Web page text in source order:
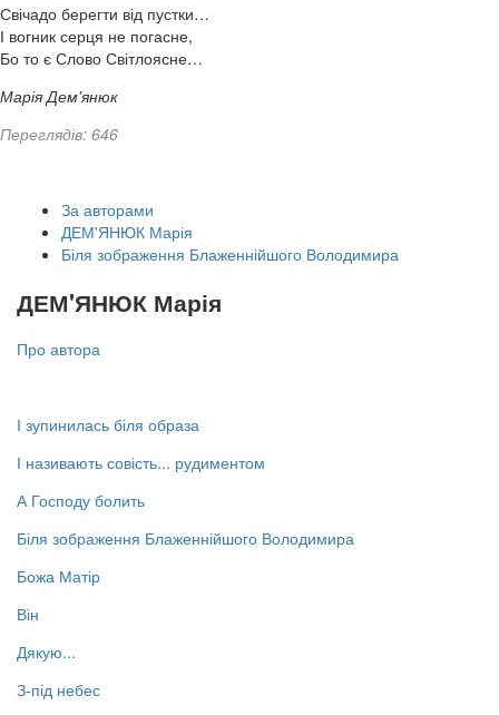
Свічадо берегти від пустки…
І вогник серця не погасне,
Бо то є Слово Світлоясне…
Марія Дем'янюк
Переглядів: 646
За авторами
ДЕМ'ЯНЮК Марія
Біля зображення Блаженнійшого Володимира
ДЕМ'ЯНЮК Марія
Про автора
І зупинилась біля образа
І називають совість... рудиментом
А Господу болить
Біля зображення Блаженнійшого Володимира
Божа Матір
Він
Дякую...
З-під небес